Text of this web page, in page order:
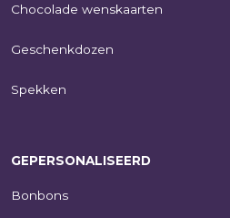
Chocolade wenskaarten
Geschenkdozen
Spekken
GEPERSONALISEERD
Bonbons